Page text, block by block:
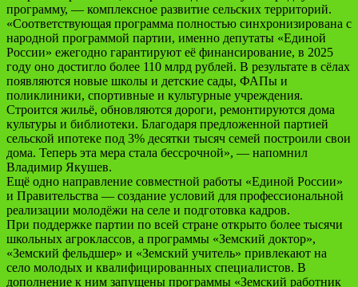
программу, — комплексное развитие сельских территорий.
«Соответствующая программа полностью синхронизирована с
народной программой партии, именно депутаты «Единой
России» ежегодно гарантируют её финансирование, в 2025
году оно достигло более 110 млрд рублей. В результате в сёлах
появляются новые школы и детские сады, ФАПы и
поликлиники, спортивные и культурные учреждения.
Строится жильё, обновляются дороги, ремонтируются дома
культуры и библиотеки. Благодаря предложенной партией
сельской ипотеке под 3% десятки тысяч семей построили свои
дома. Теперь эта мера стала бессрочной», — напомнил
Владимир Якушев.
Ещё одно направление совместной работы «Единой России»
и Правительства — создание условий для профессиональной
реализации молодёжи на селе и подготовка кадров.
При поддержке партии по всей стране открыто более тысячи
школьных агроклассов, а программы «Земский доктор»,
«Земский фельдшер» и «Земский учитель» привлекают на
село молодых и квалифицированных специалистов. В
дополнение к ним запущены программы «Земский работник